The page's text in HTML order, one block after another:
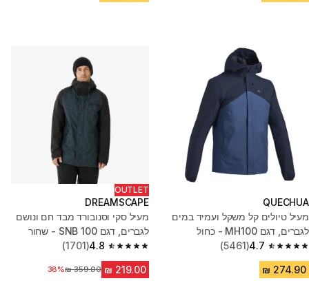
QUECHUA
מעיל טיולים קל משקל ועמיד במים
לגברים, דגם MH100 - כחול
4.7
4.7 out of 5 stars from 5461 reviews
(5461)
OUTLET
DREAMSCAPE
מעיל סקי וסנובורד מבד חם ונושם
לגברים, דגם SNB 100 - שחור
4.8
4.8 out of 5 stars from 1701 reviews
(1701)
מחיר לפני הנחה
38%